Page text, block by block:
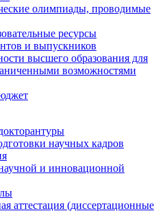
олимпиады, проводимые
ресурсы
и выпускников
высшего образования для
возможностями
научных кадров
и инновационной
аттестация (диссертационные